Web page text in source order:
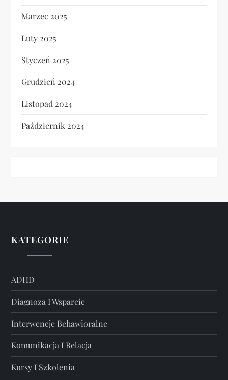
Marzec 2025
Luty 2025
Styczeń 2025
Grudzień 2024
Listopad 2024
Październik 2024
KATEGORIE
ADHD
Diagnoza I Wsparcie
Interwencje Behawioralne
Komunikacja I Relacja
Kursy I Szkolenia